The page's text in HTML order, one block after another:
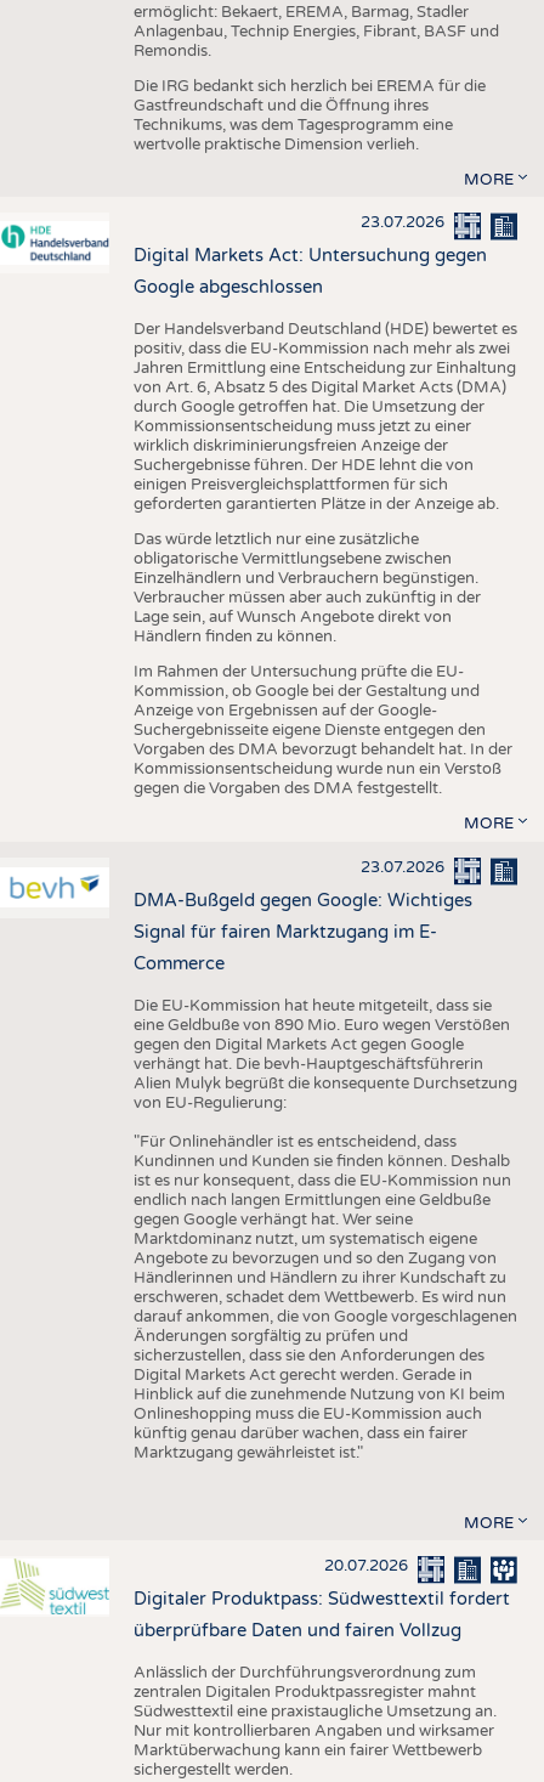
ermöglicht: Bekaert, EREMA, Barmag, Stadler
Anlagenbau, Technip Energies, Fibrant, BASF und
Remondis.
Die IRG bedankt sich herzlich bei EREMA für die
Gastfreundschaft und die Öffnung ihres
Technikums, was dem Tagesprogramm eine
wertvolle praktische Dimension verlieh.
MORE
23.07.2026
Digital Markets Act: Untersuchung gegen
Google abgeschlossen
Der Handelsverband Deutschland (HDE) bewertet es
positiv, dass die EU-Kommission nach mehr als zwei
Jahren Ermittlung eine Entscheidung zur Einhaltung
von Art. 6, Absatz 5 des Digital Market Acts (DMA)
durch Google getroffen hat. Die Umsetzung der
Kommissionsentscheidung muss jetzt zu einer
wirklich diskriminierungsfreien Anzeige der
Suchergebnisse führen. Der HDE lehnt die von
einigen Preisvergleichsplattformen für sich
geforderten garantierten Plätze in der Anzeige ab.
Das würde letztlich nur eine zusätzliche
obligatorische Vermittlungsebene zwischen
Einzelhändlern und Verbrauchern begünstigen.
Verbraucher müssen aber auch zukünftig in der
Lage sein, auf Wunsch Angebote direkt von
Händlern finden zu können.
Im Rahmen der Untersuchung prüfte die EU-
Kommission, ob Google bei der Gestaltung und
Anzeige von Ergebnissen auf der Google-
Suchergebnisseite eigene Dienste entgegen den
Vorgaben des DMA bevorzugt behandelt hat. In der
Kommissionsentscheidung wurde nun ein Verstoß
gegen die Vorgaben des DMA festgestellt.
MORE
23.07.2026
DMA-Bußgeld gegen Google: Wichtiges
Signal für fairen Marktzugang im E-
Commerce
Die EU-Kommission hat heute mitgeteilt, dass sie
eine Geldbuße von 890 Mio. Euro wegen Verstößen
gegen den Digital Markets Act gegen Google
verhängt hat. Die bevh-Hauptgeschäftsführerin
Alien Mulyk begrüßt die konsequente Durchsetzung
von EU-Regulierung:
"Für Onlinehändler ist es entscheidend, dass
Kundinnen und Kunden sie finden können. Deshalb
ist es nur konsequent, dass die EU-Kommission nun
endlich nach langen Ermittlungen eine Geldbuße
gegen Google verhängt hat. Wer seine
Marktdominanz nutzt, um systematisch eigene
Angebote zu bevorzugen und so den Zugang von
Händlerinnen und Händlern zu ihrer Kundschaft zu
erschweren, schadet dem Wettbewerb. Es wird nun
darauf ankommen, die von Google vorgeschlagenen
Änderungen sorgfältig zu prüfen und
sicherzustellen, dass sie den Anforderungen des
Digital Markets Act gerecht werden. Gerade in
Hinblick auf die zunehmende Nutzung von KI beim
Onlineshopping muss die EU-Kommission auch
künftig genau darüber wachen, dass ein fairer
Marktzugang gewährleistet ist."
MORE
20.07.2026
Digitaler Produktpass: Südwesttextil fordert
überprüfbare Daten und fairen Vollzug
Anlässlich der Durchführungsverordnung zum
zentralen Digitalen Produktpassregister mahnt
Südwesttextil eine praxistaugliche Umsetzung an.
Nur mit kontrollierbaren Angaben und wirksamer
Marktüberwachung kann ein fairer Wettbewerb
sichergestellt werden.